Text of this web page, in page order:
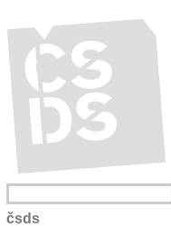
čsds